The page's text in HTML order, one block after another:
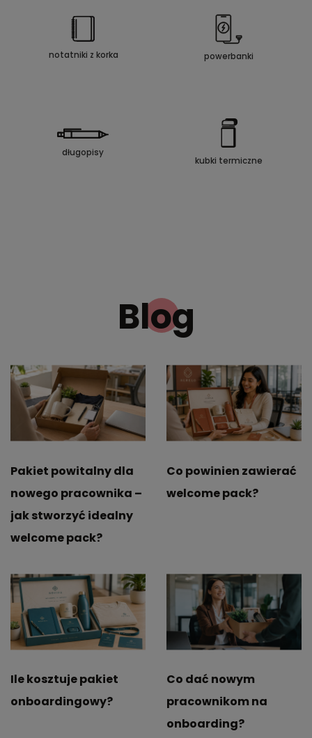
notatniki z korka powerbanki
długopisy
kubki termiczne
Blog
Pakiet powitalny dla
nowego pracownika –
jak stworzyć idealny
welcome pack?
Co powinien zawierać
welcome pack?
Ile kosztuje pakiet
onboardingowy?
Co dać nowym
pracownikom na
onboarding?